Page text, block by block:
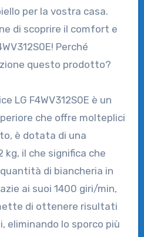
per la vostra casa.
di scoprire il comfort e
Perché
questo prodotto?
LG F4WV312S0E è un
che offre molteplici
è dotata di una
kg, il che significa che
di biancheria in
ai suoi 1400 giri/min,
di ottenere risultati
eliminando lo sporco più